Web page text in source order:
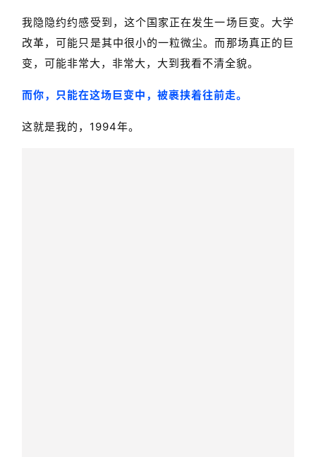
我隐隐约约感受到，这个国家正在发生一场巨变。大学
改革，可能只是其中很小的一粒微尘。而那场真正的巨
变，可能非常大，非常大，大到我看不清全貌。
而你，只能在这场巨变中，被裹挟着往前走。
这就是我的，1994年。